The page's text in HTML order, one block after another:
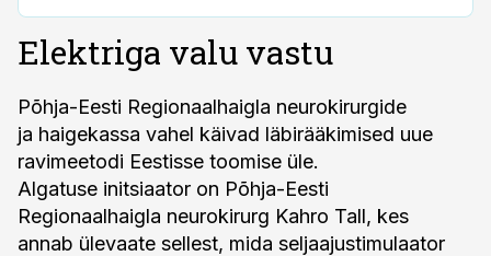
Elektriga valu vastu
Põhja-Eesti Regionaalhaigla neurokirurgide
ja haigekassa vahel käivad läbirääkimised uue
ravimeetodi Eestisse toomise üle.
Algatuse initsiaator on Põhja-Eesti
Regionaalhaigla neurokirurg Kahro Tall, kes
annab ülevaate sellest, mida seljaajustimulaator